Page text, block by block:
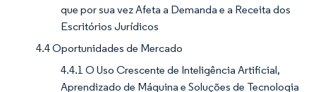
que por sua vez Afeta a Demanda e a Receita dos
Escritórios Jurídicos
4.4 Oportunidades de Mercado
4.4.1 O Uso Crescente de Inteligência Artificial,
Aprendizado de Máquina e Soluções de Tecnologia